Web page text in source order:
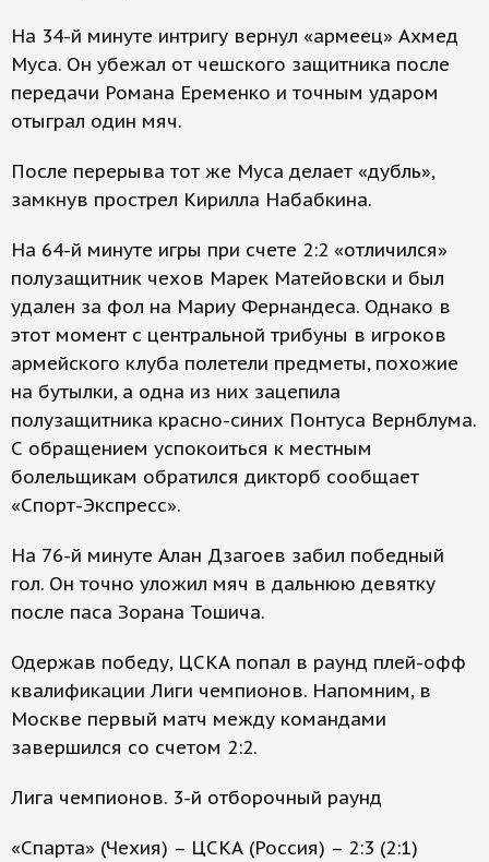
На 34-й минуте интригу вернул «армеец» Ахмед
Муса. Он убежал от чешского защитника после
передачи Романа Еременко и точным ударом
отыграл один мяч.
После перерыва тот же Муса делает «дубль»,
замкнув прострел Кирилла Набабкина.
На 64-й минуте игры при счете 2:2 «отличился»
полузащитник чехов Марек Матейовски и был
удален за фол на Мариу Фернандеса. Однако в
этот момент с центральной трибуны в игроков
армейского клуба полетели предметы, похожие
на бутылки, а одна из них зацепила
полузащитника красно-синих Понтуса Вернблума.
С обращением успокоиться к местным
болельщикам обратился дикторб сообщает
«Спорт-Экспресс».
На 76-й минуте Алан Дзагоев забил победный
гол. Он точно уложил мяч в дальнюю девятку
после паса Зорана Тошича.
Одержав победу, ЦСКА попал в раунд плей-офф
квалификации Лиги чемпионов. Напомним, в
Москве первый матч между командами
завершился со счетом 2:2.
Лига чемпионов. 3-й отборочный раунд
«Спарта» (Чехия) – ЦСКА (Россия) – 2:3 (2:1)